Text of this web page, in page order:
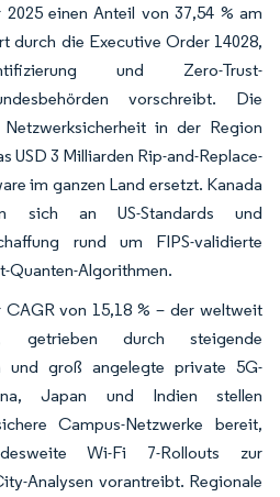
einen Anteil von 37,54 % am
durch die Executive Order 14028,
und Zero-Trust-
vorschreibt. Die
in der Region
USD 3 Milliarden Rip-and-Replace-
im ganzen Land ersetzt. Kanada
sich an US-Standards und
rund um FIPS-validierte
Quanten-Algorithmen.
von 15,18 % – der weltweit
getrieben durch steigende
und groß angelegte private 5G-
Japan und Indien stellen
Campus-Netzwerke bereit,
Wi-Fi 7-Rollouts zur
Analysen vorantreibt. Regionale